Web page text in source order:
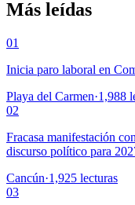
Más leídas
01
Inicia paro laboral en
Playa del Carmen·1,988
02
Fracasa manifestación
discurso político para
Cancún·1,925 lecturas
03